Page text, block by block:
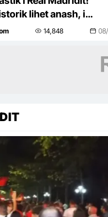
lihet anash, i
Lionel Mesit
14,848